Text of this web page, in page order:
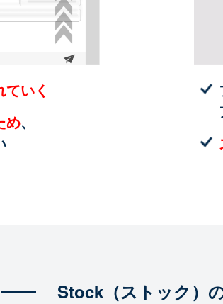
いく
め、
Stock（ストック）